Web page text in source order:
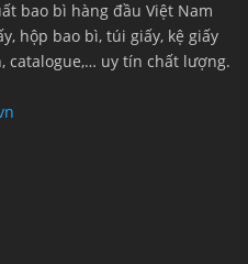
bao bì hàng đầu Việt Nam
hộp bao bì, túi giấy, kệ giấy
catalogue,… uy tín chất lượng.